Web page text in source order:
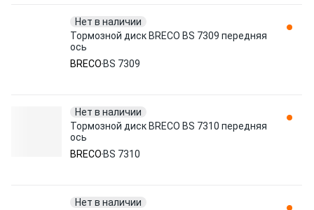
Нет в наличии
Тормозной диск BRECO BS 7309 передняя
ось
BRECO BS 7309
Нет в наличии
Тормозной диск BRECO BS 7310 передняя
ось
BRECO BS 7310
Нет в наличии